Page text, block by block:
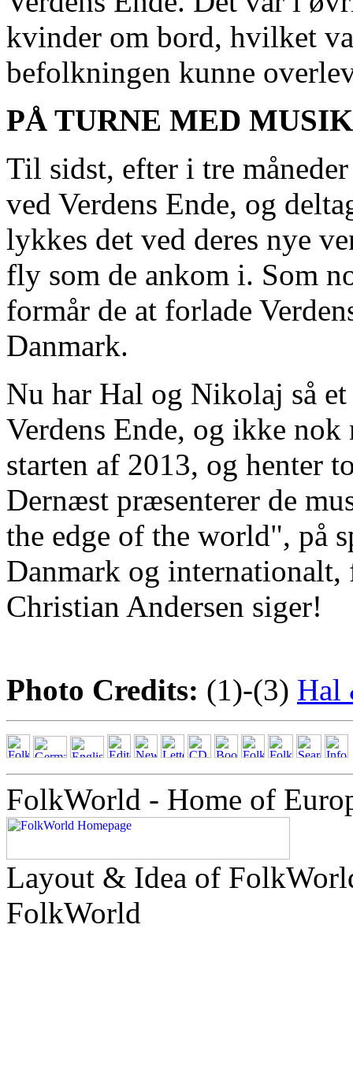
kvinder om bord, hvilket
befolkningen kunne
PÅ TURNE MED
Til sidst, efter i tre
ved Verdens Ende, og
lykkes det ved deres nye
fly som de ankom i. Som
formår de at forlade
Danmark.
Nu har Hal og Nikolaj så
Verdens Ende, og ikke
starten af 2013, og henter
Dernæst præsenterer de
the edge of the world", på
Danmark og internationalt,
Christian Andersen siger!
Photo Credits: (1)-(3) Hal
FolkWorld - Home of
Layout & Idea of
FolkWorld